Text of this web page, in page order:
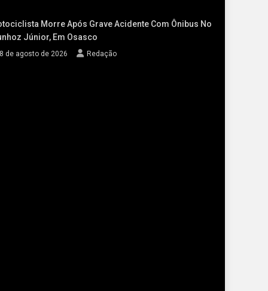
Morre Após Grave Acidente Com Ônibus No
Júnior, Em Osasco
de agosto de 2026 Redação